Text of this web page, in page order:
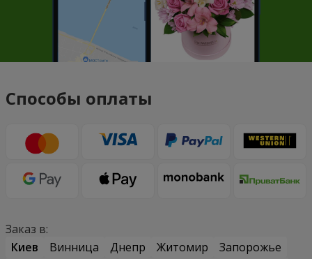
Способы оплаты
Заказ в:
Киев
Винница Днепр Житомир
Запорожье